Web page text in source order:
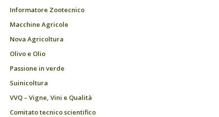
Informatore Zootecnico
Macchine Agricole
Nova Agricoltura
Olivo e Olio
Passione in verde
Suinicoltura
VVQ – Vigne, Vini e Qualità
Comitato tecnico scientifico